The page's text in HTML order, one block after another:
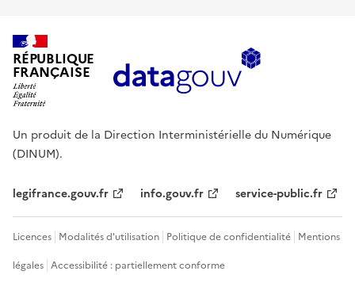
RÉPUBLIQUE
FRANÇAISE
Un produit de la Direction Interministérielle du Numérique
(DINUM).
legifrance.gouv.fr info.gouv.fr service-public.fr
Licences Modalités d'utilisation Politique de confidentialité Mentions
légales Accessibilité : partiellement conforme